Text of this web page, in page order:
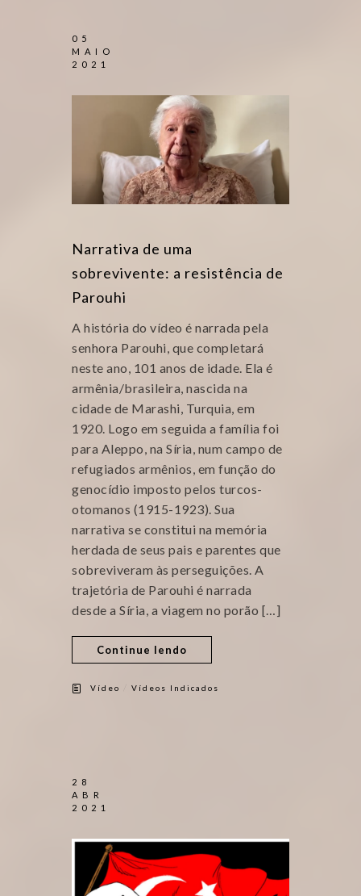
05
MAIO
2021
Narrativa de uma
sobrevivente: a resistência de
Parouhi
A história do vídeo é narrada pela
senhora Parouhi, que completará
neste ano, 101 anos de idade. Ela é
armênia/brasileira, nascida na
cidade de Marashi, Turquia, em
1920. Logo em seguida a família foi
para Aleppo, na Síria, num campo de
refugiados armênios, em função do
genocídio imposto pelos turcos-
otomanos (1915-1923). Sua
narrativa se constitui na memória
herdada de seus pais e parentes que
sobreviveram às perseguições. A
trajetória de Parouhi é narrada
desde a Síria, a viagem no porão […]
Continue lendo
Vídeo Vídeos Indicados
28
ABR
2021